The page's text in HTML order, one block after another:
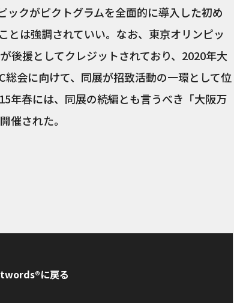
ックがピクトグラムを全面的に導入した初め
とは強調されていい。なお、東京オリンピッ
後援としてクレジットされており、2020年大
会に向けて、同展が招致活動の一環として位
年春には、同展の続編とも言うべき「大阪万
催された。
に戻る